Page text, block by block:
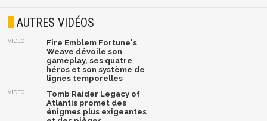
AUTRES VIDÉOS
VIDÉO
Fire Emblem Fortune's
Weave dévoile son
gameplay, ses quatre
héros et son système de
lignes temporelles
VIDÉO
Tomb Raider Legacy of
Atlantis promet des
énigmes plus exigeantes